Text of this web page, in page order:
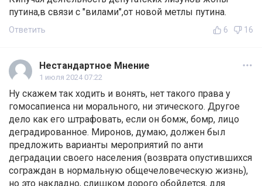
путина,в связи с "вилами",от новой метлы путина.
Ответить 6 16
Нестандартное Мнение
1 июля 2024 07:22
Ну скажем так ходить и вонять, нет такого права у
гомосапиенса ни морального, ни этического. Другое
дело как его штрафовать, если он бомж, бомр, лицо
деградированное. Миронов, думаю, должен был
предложить варианты мероприятий по анти
деградации своего населения (возврата опустившихся
сограждан в нормальную общечеловеческую жизнь),
но это накладно, слишком дорого обойдется, для